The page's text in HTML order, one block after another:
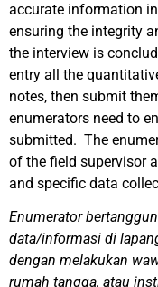
accurate information
ensuring the integrity
the interview is
entry all the
notes, then submit
enumerators need to
submitted. The
of the field supervisor
and specific data
Enumerator
data/informasi di
dengan melakukan
rumah tangga, atau